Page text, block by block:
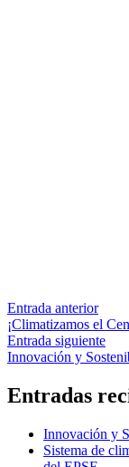
Entrada anterior
¡Climatizamos el
Entrada siguiente
Innovación y
Entradas
Innovación y
Sistema de